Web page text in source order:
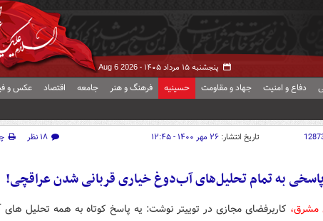
پنجشنبه ۱۵ مرداد ۱۴۰۵ - Aug 6 2026
دفاع و امنیت جهاد و مقاومت حسینیه فرهنگ و هنر جامعه اقتصاد عکس و
تاریخ انتشار: ۲۶ مهر ۱۴۰۰ - ۱۲:۴۵ ۱۸ نظر
پاسخی به تمام تحلیل‌های آب‌دوغ خیاری قربانی شدن عراقچی!
مشرق، کاربرفضای مجازی در توییتر نوشت: ‏یه پاسخ کوتاه به همه تحلیل